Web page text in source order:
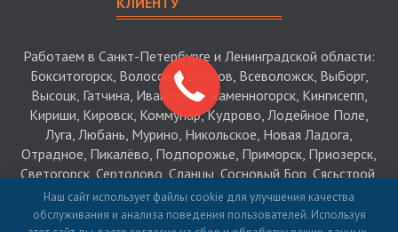
Наш сайт использует файлы cookie для улучшения качества
обслуживания и анализа поведения пользователей. Используя
Работаем в Санкт-Петербурге и Ленинградской области:
Бокситогорск, Волосово, Волхов, Всеволожск, Выборг,
Высоцк, Гатчина, Ивангород, Каменногорск, Кингисепп,
Кириши, Кировск, Коммунар, Кудрово, Лодейное Поле,
Луга, Любань, Мурино, Никольское, Новая Ладога,
Отрадное, Пикалёво, Подпорожье, Приморск, Приозерск,
Светогорск, Сертолово, Сланцы, Сосновый Бор, Сясьстрой,
Тихвин, Тосно, Шлиссельбург